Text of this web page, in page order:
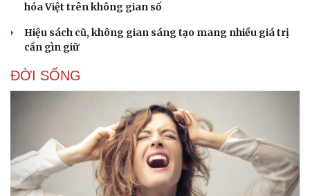
hóa Việt trên không gian số
Hiệu sách cũ, không gian sáng tạo mang nhiều giá trị
cần gìn giữ
ĐỜI SỐNG